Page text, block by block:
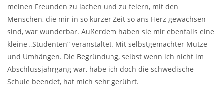
meinen Freunden zu lachen und zu feiern, mit den
Menschen, die mir in so kurzer Zeit so ans Herz gewachsen
sind, war wunderbar. Außerdem haben sie mir ebenfalls eine
kleine „Studenten“ veranstaltet. Mit selbstgemachter Mütze
und Umhängen. Die Begründung, selbst wenn ich nicht im
Abschlussjahrgang war, habe ich doch die schwedische
Schule beendet, hat mich sehr gerührt.